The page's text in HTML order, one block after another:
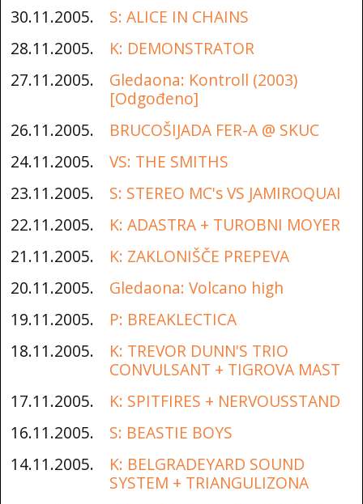
30.11.2005.
S: ALICE IN CHAINS
28.11.2005.
K: DEMONSTRATOR
27.11.2005.
Gledaona: Kontroll (2003)
[Odgođeno]
26.11.2005.
BRUCOŠIJADA FER-A @ SKUC
24.11.2005.
VS: THE SMITHS
23.11.2005.
S: STEREO MC's VS JAMIROQUAI
22.11.2005.
K: ADASTRA + TUROBNI MOYER
21.11.2005.
K: ZAKLONIŠČE PREPEVA
20.11.2005.
Gledaona: Volcano high
19.11.2005.
P: BREAKLECTICA
18.11.2005.
K: TREVOR DUNN'S TRIO
CONVULSANT + TIGROVA MAST
17.11.2005.
K: SPITFIRES + NERVOUSSTAND
16.11.2005.
S: BEASTIE BOYS
14.11.2005.
K: BELGRADEYARD SOUND
SYSTEM + TRIANGULIZONA